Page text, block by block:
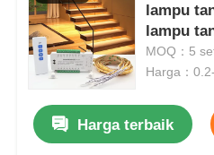
lampu
lampu
MOQ：5
Harga：
Harga terbaik